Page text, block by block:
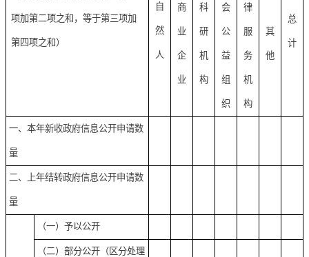
项加第二项之和，等于第三项加
第四项之和）
自
然
人
总
计
商
业
企
业
科
研
机
构
会
公
益
组
织
律
服
务
机
构
其
他
一、本年新收政府信息公开申请数
量
二、上年结转政府信息公开申请数
量
（一）予以公开
（二）部分公开（区分处理